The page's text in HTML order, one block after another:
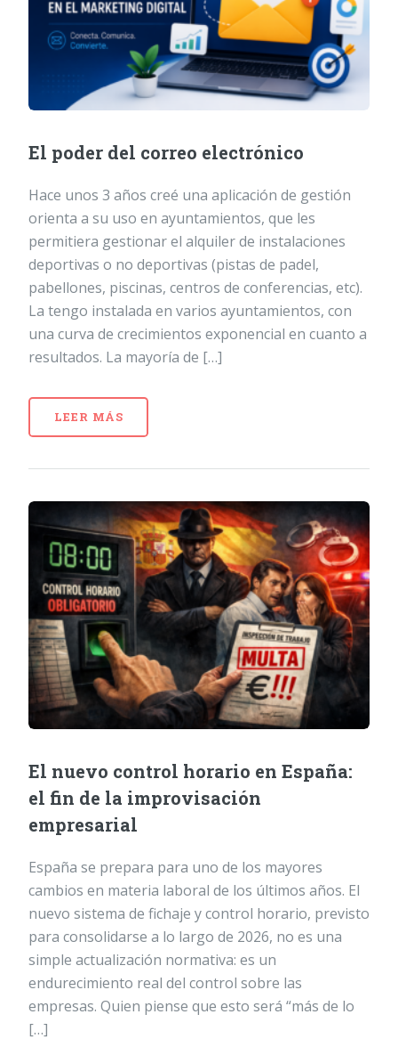
El poder del correo electrónico
Hace unos 3 años creé una aplicación de gestión
orienta a su uso en ayuntamientos, que les
permitiera gestionar el alquiler de instalaciones
deportivas o no deportivas (pistas de padel,
pabellones, piscinas, centros de conferencias, etc).
La tengo instalada en varios ayuntamientos, con
una curva de crecimientos exponencial en cuanto a
resultados. La mayoría de […]
LEER MÁS
El nuevo control horario en España:
el fin de la improvisación
empresarial
España se prepara para uno de los mayores
cambios en materia laboral de los últimos años. El
nuevo sistema de fichaje y control horario, previsto
para consolidarse a lo largo de 2026, no es una
simple actualización normativa: es un
endurecimiento real del control sobre las
empresas. Quien piense que esto será “más de lo
[…]